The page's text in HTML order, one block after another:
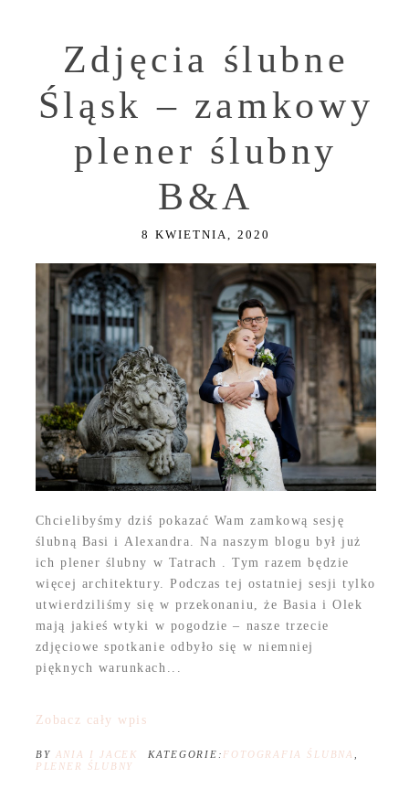
Zdjęcia ślubne
Śląsk – zamkowy
plener ślubny
B&A
8 KWIETNIA, 2020
Chcielibyśmy dziś pokazać Wam zamkową sesję
ślubną Basi i Alexandra. Na naszym blogu był już
ich plener ślubny w Tatrach . Tym razem będzie
więcej architektury. Podczas tej ostatniej sesji tylko
utwierdziliśmy się w przekonaniu, że Basia i Olek
mają jakieś wtyki w pogodzie – nasze trzecie
zdjęciowe spotkanie odbyło się w niemniej
pięknych warunkach...
Zobacz cały wpis
BY ANIA I JACEK KATEGORIE: FOTOGRAFIA ŚLUBNA
PLENER ŚLUBNY